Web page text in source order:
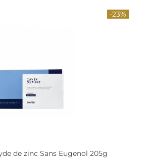
-23%
de zinc Sans Eugenol 205g